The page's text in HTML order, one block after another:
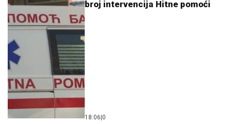
broj intervencija Hitne pomoći
18:06 0